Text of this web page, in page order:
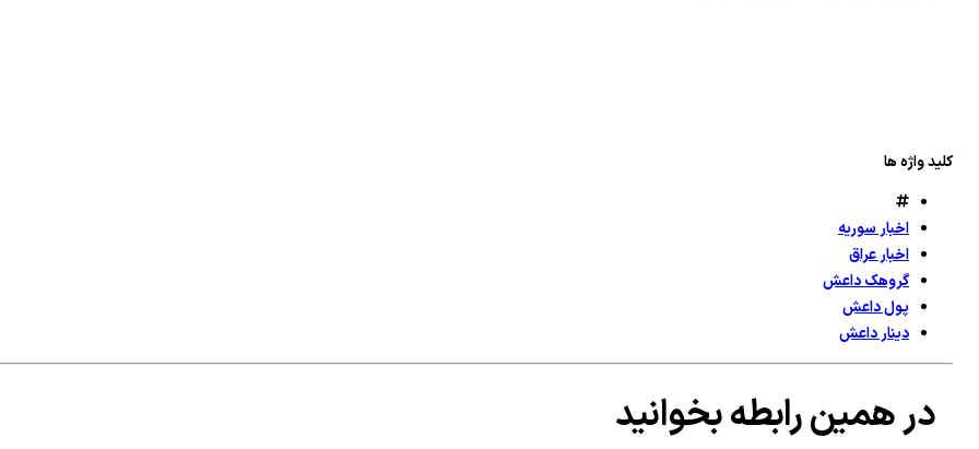
کلید واژه ها
اخبار سوریه
اخبار عراق
گروهک داعش
پول داعش
دینار داعش
در همین رابطه بخوانید